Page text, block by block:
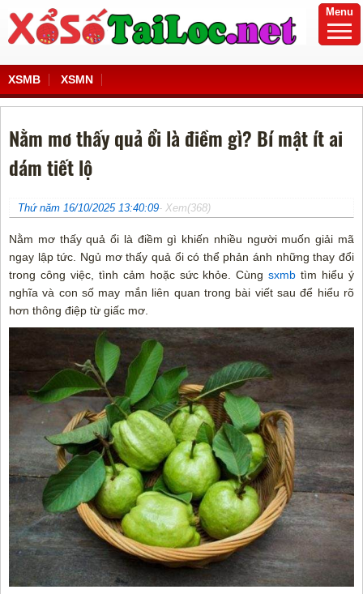
Menu
XSMB XSMN
Nằm mơ thấy quả ổi là điềm gì? Bí mật ít ai
dám tiết lộ
Thứ năm 16/10/2025 13:40:09- Xem(368)
Nằm mơ thấy quả ổi là điềm gì khiến nhiều người muốn giải mã
ngay lập tức. Ngủ mơ thấy quả ổi có thể phản ánh những thay đổi
trong công việc, tình cảm hoặc sức khỏe. Cùngsxmb tìm hiểu ý
nghĩa và con số may mắn liên quan trong bài viết sau để hiểu rõ
hơn thông điệp từ giấc mơ.